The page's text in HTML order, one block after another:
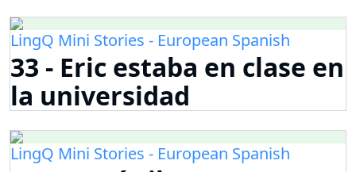
LingQ Mini Stories - European Spanish
33 - Eric estaba en clase en
la universidad
LingQ Mini Stories - European Spanish